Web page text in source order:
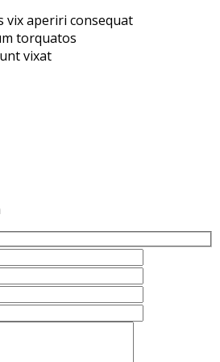
vix aperiri consequat
torquatos
vixat